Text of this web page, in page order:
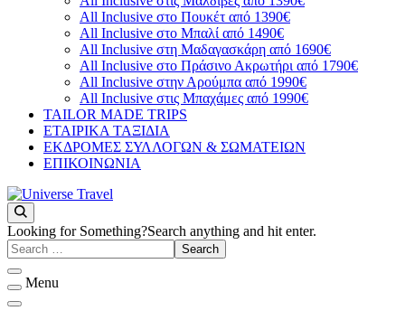
All Inclusive στο Πουκέτ από 1390€
All Inclusive στο Μπαλί από 1490€
All Inclusive στη Μαδαγασκάρη από 1690€
All Inclusive στο Πράσινο Ακρωτήρι από 1790€
All Inclusive στην Αρούμπα από 1990€
All Inclusive στις Μπαχάμες από 1990€
TAILOR MADE TRIPS
ΕΤΑΙΡΙΚΑ ΤΑΞΙΔΙΑ
ΕΚΔΡΟΜΕΣ ΣΥΛΛΟΓΩΝ & ΣΩΜΑΤΕΙΩΝ
ΕΠΙΚΟΙΝΩΝΙΑ
Universe Travel
You will love the way you travel
Looking for Something?Search anything and hit enter.
Menu